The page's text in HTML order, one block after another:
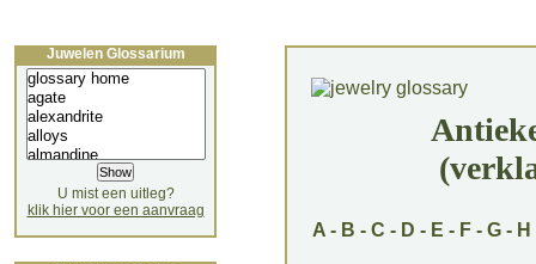
A - B - C - D - E - F - G - H
Juwelen Glossarium
U mist een uitleg?
klik hier voor een aanvraag